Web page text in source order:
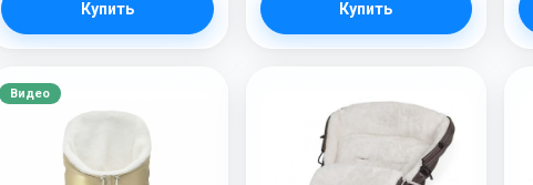
Купить Купить
Видео